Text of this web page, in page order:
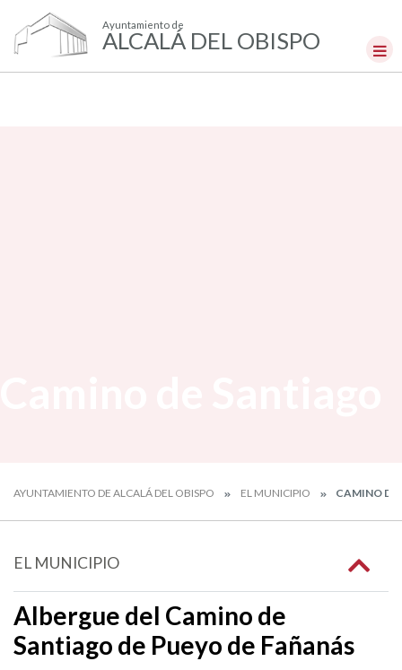
Ayuntamiento de
ALCALÁ DEL OBISPO
AYUNTAMIENTO DE ALCALÁ DEL OBISPO EL MUNICIPIO CAMINO
EL MUNICIPIO
Albergue del Camino de
Santiago de Pueyo de Fañanás